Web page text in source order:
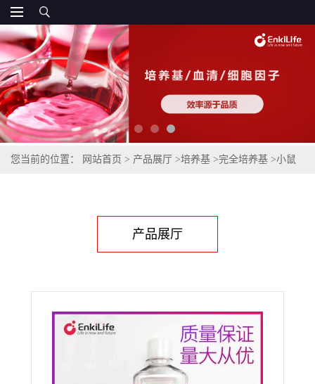
您当前的位置： 网站首页 > 产品展厅 >培养基 >完全培养基 >小鼠
产品展厅